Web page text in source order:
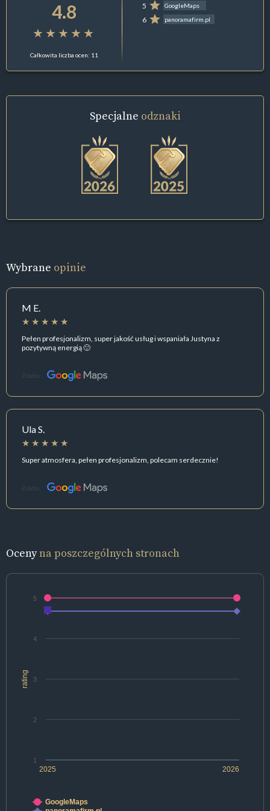
4.8
Całkowita liczba ocen: 11
5 GoogleMaps
6 panoramafirm.pl
Specjalne odznaki
Wybrane opinie
M E.
Pełen profesjonalizm, super jakość usług i wspaniała Justyna z
pozytywną energią 🙂
Źródło:
Ula S.
Super atmosfera, pełen profesjonalizm, polecam serdecznie!
Źródło:
Ocenyna poszczególnych stronach
rating
2025 2026
1
2
3
4
5
GoogleMaps